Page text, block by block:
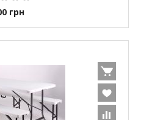
грн